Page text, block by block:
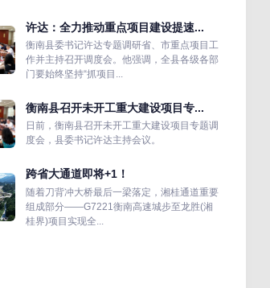
许达：全力推动重点项目建设提速...
衡南县委书记许达专题调研省、市重点项目工
作并主持召开调度会。他强调，全县各级各部
门要始终坚持“抓项目...
衡南县召开未开工重大建设项目专...
日前，衡南县召开未开工重大建设项目专题调
度会，县委书记许达主持会议。
跨省大通道即将+1！
随着刀背冲大桥最后一梁落定，湘桂通道重要
组成部分——G7221衡南高速城步至龙胜(湘
桂界)项目实现全...